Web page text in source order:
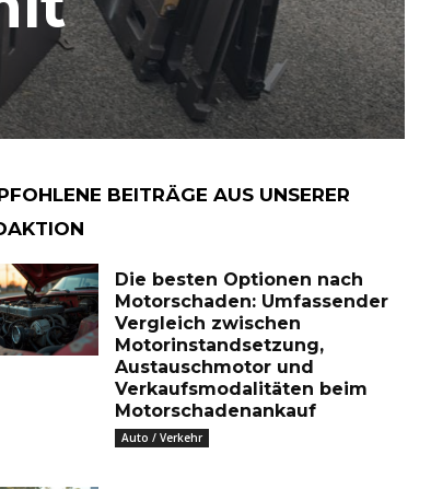
BEITRÄGE AUS UNSERER
Die besten Optionen nach
Motorschaden: Umfassender
Vergleich zwischen
Motorinstandsetzung,
Austauschmotor und
Verkaufsmodalitäten beim
Motorschadenankauf
Auto / Verkehr